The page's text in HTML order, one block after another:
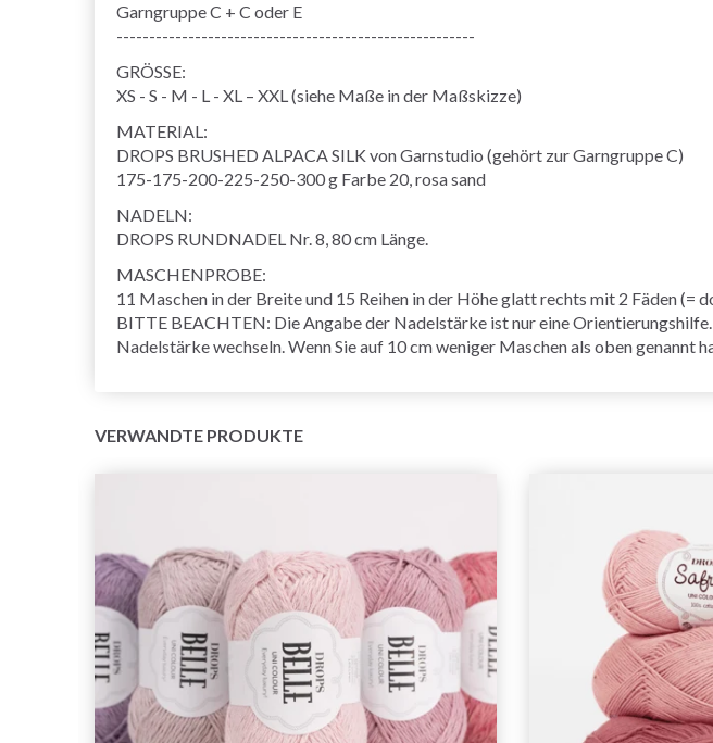
Garngruppe C + C oder E
-------------------------------------------------------
GRÖSSE:
XS - S - M - L - XL – XXL (siehe Maße in der Maßskizze)
MATERIAL:
DROPS BRUSHED ALPACA SILK von Garnstudio (gehört zur Garngruppe C)
175-175-200-225-250-300 g Farbe 20, rosa sand
NADELN:
DROPS RUNDNADEL Nr. 8, 80 cm Länge.
MASCHENPROBE:
11 Maschen in der Breite und 15 Reihen in der Höhe glatt rechts mit 2 Fäden (=
BITTE BEACHTEN: Die Angabe der Nadelstärke ist nur eine
Nadelstärke wechseln. Wenn Sie auf 10 cm weniger Maschen als oben genannt
VERWANDTE PRODUKTE